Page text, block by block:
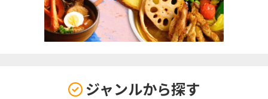
ジャンルから探す